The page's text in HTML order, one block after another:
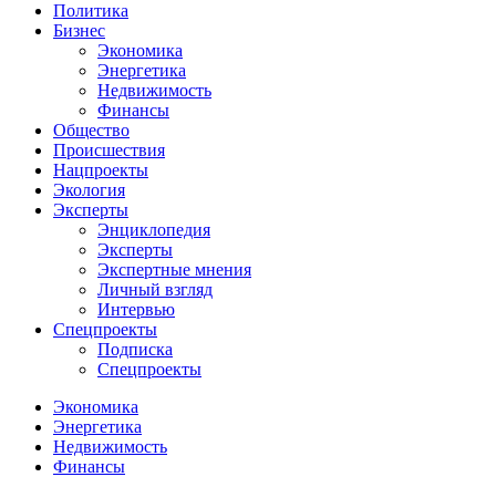
Политика
Бизнес
Экономика
Энергетика
Недвижимость
Финансы
Общество
Происшествия
Нацпроекты
Экология
Эксперты
Энциклопедия
Эксперты
Экспертные мнения
Личный взгляд
Интервью
Спецпроекты
Подписка
Спецпроекты
Экономика
Энергетика
Недвижимость
Финансы